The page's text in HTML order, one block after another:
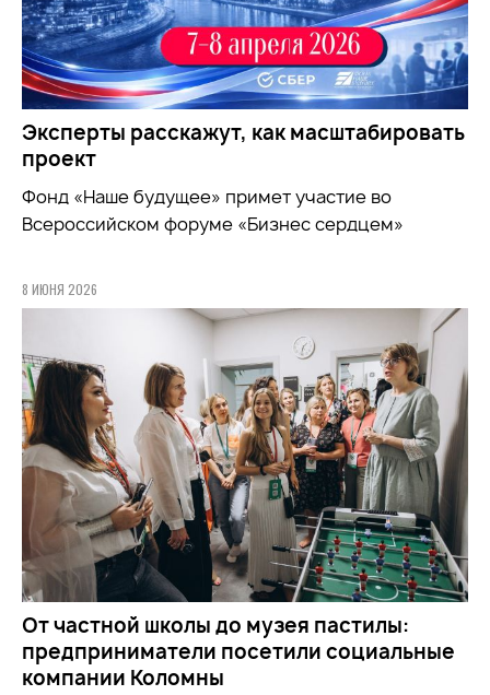
Эксперты расскажут, как масштабировать
проект
Фонд «Наше будущее» примет участие во
Всероссийском форуме «Бизнес сердцем»
8 ИЮНЯ 2026
От частной школы до музея пастилы:
предприниматели посетили социальные
компании Коломны